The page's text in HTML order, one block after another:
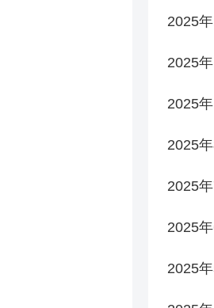
2025
2025
2025
2025
2025
2025
2025